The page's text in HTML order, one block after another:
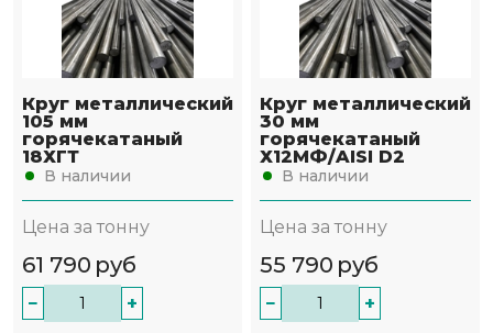
Круг металлический
105 мм
горячекатаный
18ХГТ
В наличии
Цена за тонну
61 790 руб
− +
Круг металлический
30 мм
горячекатаный
Х12МФ/AISI D2
В наличии
Цена за тонну
55 790 руб
− +